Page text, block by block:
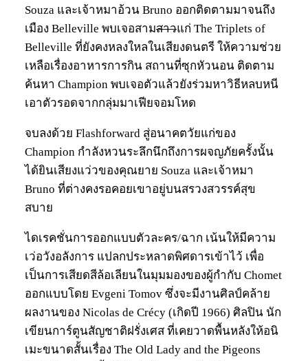
Souza และเจ้าหมาอ้วน Bruno ออกติดตามมาจนถึง
เมือง Belleville พบเจอสามสาวแก่ The Triplets of
Belleville ที่ยังคงหลงใหลในเสียงดนตรี ให้ความช่วย
เหลือเรื่องอาหารการกิน สถานที่ซุกหัวนอน ติดตาม
ค้นหา Champion พบเจอตัวแล้วยังร่วมหาวิธีหลบหนี
เอาตัวรอดจากกลุ่มมาเฟียจอมโหด
จบลงด้วย Flashforward สู่อนาคตวัยแก่ของ
Champion กำลังหวนระลึกนึกถึงการผจญภัยครั้งนั้น
ได้ยินเสียงแว่วของคุณยาย Souza และเจ้าหมา
Bruno ที่ต่างคงรอคอยเขาอยู่บนสรวงสวรรค์สุข
สบาย
ไดเรคชั่นการออกแบบตัวละคร/ฉาก เน้นให้มีความ
เว่อวังอลังการ แปลกประหลาดพิศดารเข้าไว้ เพื่อ
เป็นการเสียดสีล้อเลียนในมุมมองของผู้กำกับ Chomet
ออกแบบโดย Evgeni Tomov ซึ่งจะมีงานศิลป์คล้าย
ผลงานของ Nicolas de Crécy (เกิดปี 1966) ศิลปิน นัก
เขียนการ์ตูนสัญชาติฝรั่งเศส ที่เคยวาดพื้นหลังให้อนิ
เมะขนาดสั้นเรื่อง The Old Lady and the Pigeons